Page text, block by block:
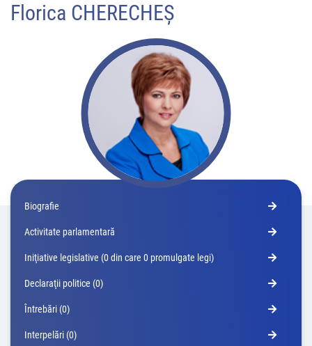
Florica CHERECHEŞ
Biografie
Activitate parlamentară
Iniţiative legislative (0 din care 0 promulgate legi)
Declaraţii politice (0)
Întrebări (0)
Interpelări (0)